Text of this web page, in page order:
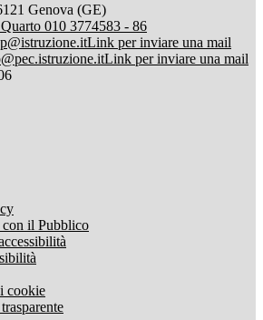
Genova (GE)
010 3774583 - 86
Link per inviare una mail
Link per inviare una mail
il Pubblico
cookie